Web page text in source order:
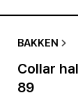
BAKKEN
Collar
89